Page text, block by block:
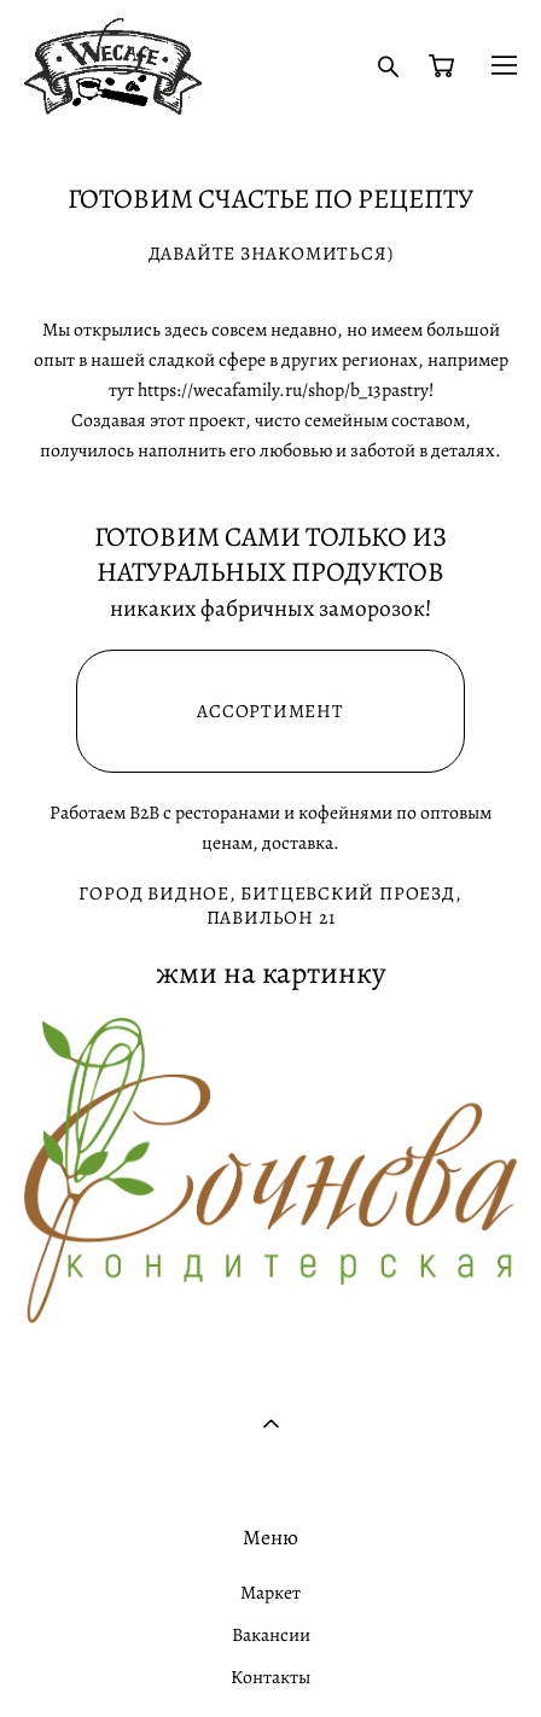
ГОТОВИМ СЧАСТЬЕ ПО РЕЦЕПТУ
ДАВАЙТЕ ЗНАКОМИТЬСЯ)
Мы открылись здесь совсем недавно, но имеем большой
опыт в нашей сладкой сфере в других регионах, например
тутhttps://wecafamily.ru/shop/b_13pastry!
Создавая этот проект, чисто семейным составом,
получилось наполнить его любовью и заботой в деталях.
ГОТОВИМ САМИ ТОЛЬКО ИЗ
НАТУРАЛЬНЫХ ПРОДУКТОВ
никаких фабричных заморозок!
АССОРТИМЕНТ
Работаем B2B с ресторанами и кофейнями по оптовым
ценам, доставка.
ГОРОД ВИДНОЕ, БИТЦЕВСКИЙ ПРОЕЗД,
ПАВИЛЬОН 21
жми на картинку
Меню
Маркет
Вакансии
Контакты